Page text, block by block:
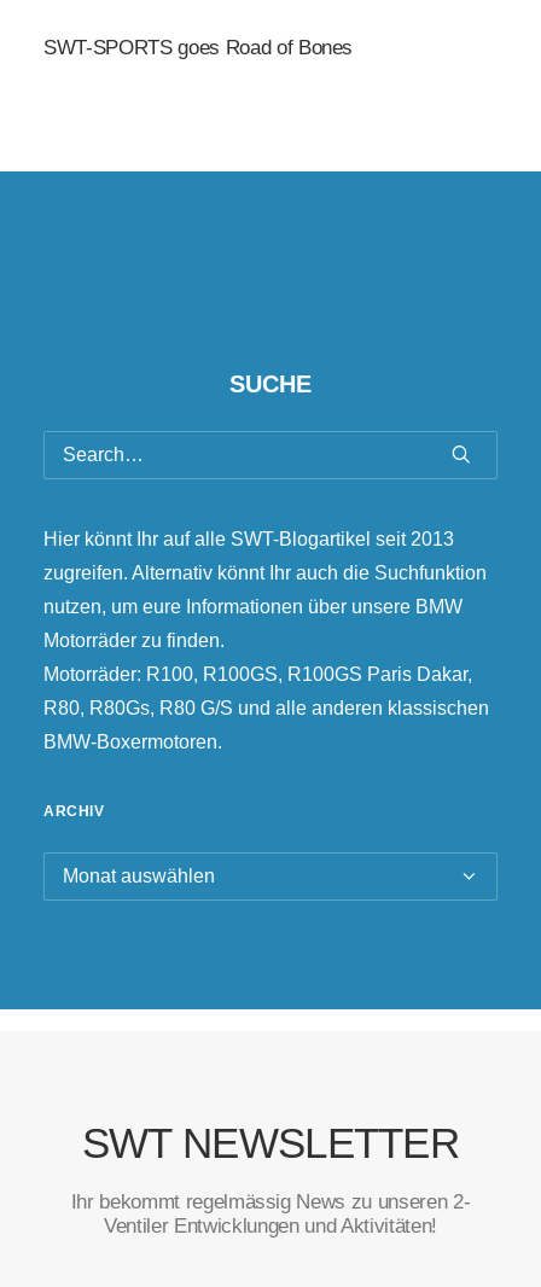
SWT-SPORTS goes Road of Bones
SUCHE
Hier könnt Ihr auf alle SWT-Blogartikel seit 2013
zugreifen. Alternativ könnt Ihr auch die Suchfunktion
nutzen, um eure Informationen über unsere BMW
Motorräder zu finden.
Motorräder: R100, R100GS, R100GS Paris Dakar,
R80, R80Gs, R80 G/S und alle anderen klassischen
BMW-Boxermotoren.
ARCHIV
Archiv
SWT NEWSLETTER
Ihr bekommt regelmässig News zu unseren 2-
Ventiler Entwicklungen und Aktivitäten!